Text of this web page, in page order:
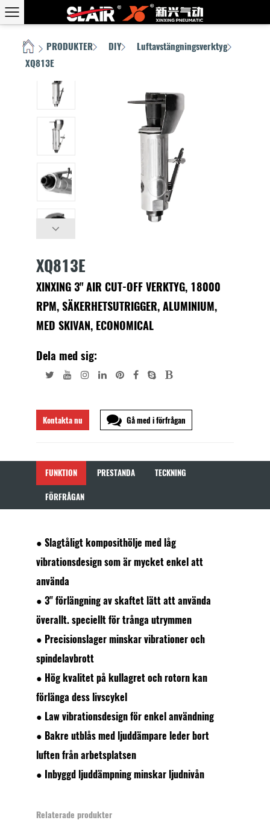
HEM PRODUKTER DIY Luftavstängningsverktyg
XQ813E
XQ813E
XINXING 3" AIR CUT-OFF VERKTYG, 18000
RPM, SÄKERHETSUTRIGGER, ALUMINIUM,
MED SKIVAN, ECONOMICAL
Dela med sig:
Kontakta nu Gå med i förfrågan
FUNKTION PRESTANDA TECKNING
FÖRFRÅGAN
● Slagtåligt komposithölje med låg
vibrationsdesign som är mycket enkel att
använda
● 3" förlängning av skaftet lätt att använda
överallt. speciellt för trånga utrymmen
● Precisionslager minskar vibrationer och
spindelavbrott
● Hög kvalitet på kullagret och rotorn kan
förlänga dess livscykel
● Law vibrationsdesign för enkel användning
● Bakre utblås med ljuddämpare leder bort
luften från arbetsplatsen
● Inbyggd ljuddämpning minskar ljudnivån
Relaterade produkter